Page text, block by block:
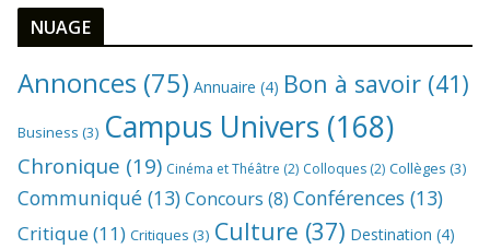
NUAGE
Annonces (75) Annuaire (4) Bon à savoir (41)
Business (3) Campus Univers (168)
Chronique (19) Cinéma et Théâtre (2) Colloques (2) Collèges (3)
Communiqué (13)Concours (8) Conférences (13)
Critique(11) Critiques (3) Culture (37) Destination (4)